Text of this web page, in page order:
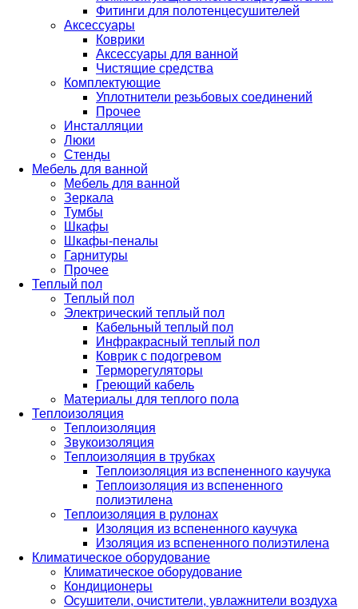
Фитинги для полотенцесушителей
Аксессуары
Коврики
Аксессуары для ванной
Чистящие средства
Комплектующие
Уплотнители резьбовых соединений
Прочее
Инсталляции
Люки
Стенды
Мебель для ванной
Мебель для ванной
Зеркала
Тумбы
Шкафы
Шкафы-пеналы
Гарнитуры
Прочее
Теплый пол
Теплый пол
Электрический теплый пол
Кабельный теплый пол
Инфракрасный теплый пол
Коврик с подогревом
Терморегуляторы
Греющий кабель
Материалы для теплого пола
Теплоизоляция
Теплоизоляция
Звукоизоляция
Теплоизоляция в трубках
Теплоизоляция из вспененного каучука
Теплоизоляция из вспененного
полиэтилена
Теплоизоляция в рулонах
Изоляция из вспененного каучука
Изоляция из вспененного полиэтилена
Климатическое оборудование
Климатическое оборудование
Кондиционеры
Осушители, очистители, увлажнители воздуха